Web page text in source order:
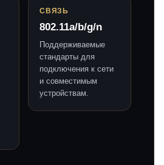
СВЯЗЬ
802.11a/b/g/n
Поддерживаемые
стандарты для
подключения к сети
и совместимым
устройствам.